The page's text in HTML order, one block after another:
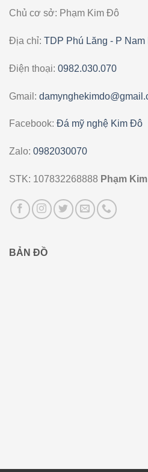
Chủ cơ sở: Phạm Kim Đô
Địa chỉ: TDP Phú Lăng - P
Điện thoại: 0982.030.070
Gmail:
Facebook: Đá mỹ nghệ Kim Đô
Zalo: 0982030070
STK: 107832268888 Phạm
BẢN ĐỒ